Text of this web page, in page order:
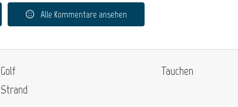
Alle Kommentare ansehen
Golf
Strand
Tauchen